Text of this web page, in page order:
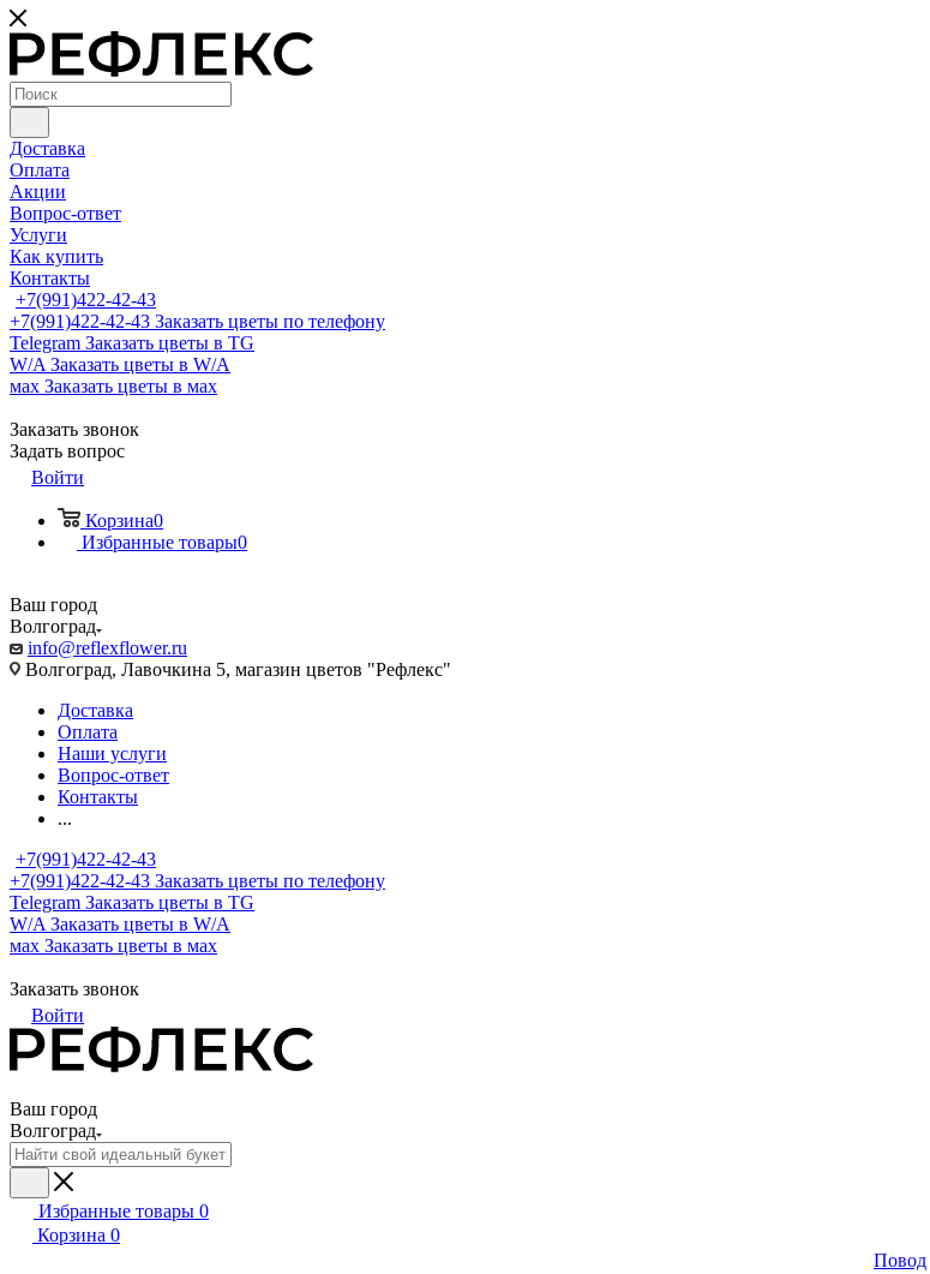
Доставка
Оплата
Акции
Вопрос-ответ
Услуги
Как купить
Контакты
+7(991)422-42-43
+7(991)422-42-43 Заказать цветы по телефону
Telegram Заказать цветы в TG
W/A Заказать цветы в W/A
мах Заказать цветы в мах
Заказать звонок
Задать вопрос
Войти
Корзина0
Избранные товары0
Ваш город
Волгоград
info@reflexflower.ru
Волгоград, Лавочкина 5, магазин цветов "Рефлекс"
Доставка
Оплата
Наши услуги
Вопрос-ответ
Контакты
...
+7(991)422-42-43
+7(991)422-42-43 Заказать цветы по телефону
Telegram Заказать цветы в TG
W/A Заказать цветы в W/A
мах Заказать цветы в мах
Заказать звонок
Войти
Ваш город
Волгоград
Избранные товары 0
Корзина 0
Повод